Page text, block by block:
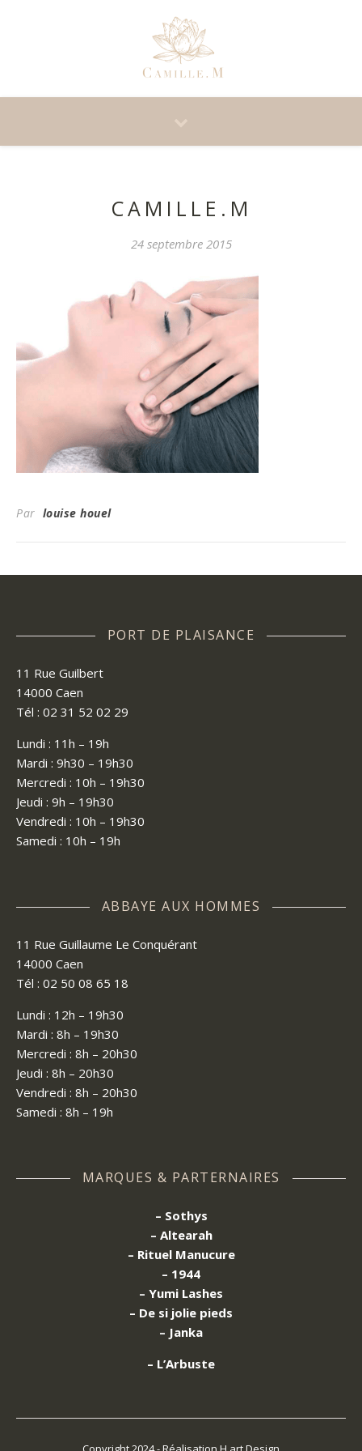
CAMILLE.M
24 septembre 2015
Par louise houel
PORT DE PLAISANCE
11 Rue Guilbert
14000 Caen
Tél : 02 31 52 02 29
Lundi : 11h – 19h
Mardi : 9h30 – 19h30
Mercredi : 10h – 19h30
Jeudi : 9h – 19h30
Vendredi : 10h – 19h30
Samedi : 10h – 19h
ABBAYE AUX HOMMES
11 Rue Guillaume Le Conquérant
14000 Caen
Tél : 02 50 08 65 18
Lundi : 12h – 19h30
Mardi : 8h – 19h30
Mercredi : 8h – 20h30
Jeudi : 8h – 20h30
Vendredi : 8h – 20h30
Samedi : 8h – 19h
MARQUES & PARTERNAIRES
– Sothys
– Altearah
– Rituel Manucure
– 1944
– Yumi Lashes
– De si jolie pieds
– Janka
– L’Arbuste